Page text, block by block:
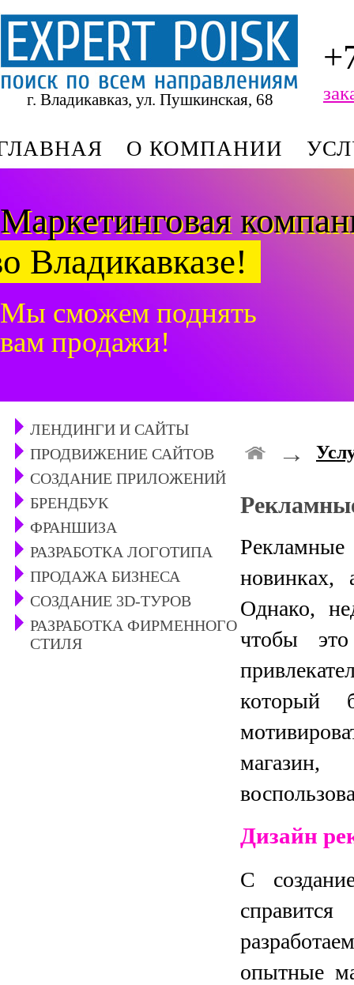
г. Владикавказ, ул. Пушкинская, 68
О КОМПАНИИ
Маркетинговая
Владикавказе!
Мы сможем поднять
вам продажи!
→
новинках,
Однако,
чтобы это
который
магазин,
Дизайн
С
опытные
ЛЕНДИНГИ И САЙТЫ
ПРОДВИЖЕНИЕ САЙТОВ
СОЗДАНИЕ ПРИЛОЖЕНИЙ
БРЕНДБУК
ФРАНШИЗА
РАЗРАБОТКА ЛОГОТИПА
ПРОДАЖА БИЗНЕСА
СОЗДАНИЕ 3D-ТУРОВ
РАЗРАБОТКА ФИРМЕННОГО
СТИЛЯ